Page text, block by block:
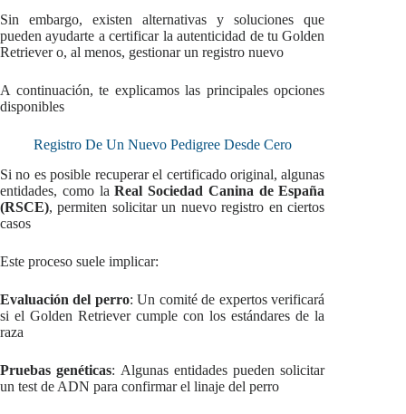
Sin embargo, existen alternativas y soluciones que
pueden ayudarte a certificar la autenticidad de tu Golden
Retriever o, al menos, gestionar un registro nuevo
A continuación, te explicamos las principales opciones
disponibles
Registro De Un Nuevo Pedigree Desde Cero
Si no es posible recuperar el certificado original, algunas
entidades, como laReal Sociedad Canina de España
(RSCE), permiten solicitar un nuevo registro en ciertos
casos
Este proceso suele implicar:
Evaluación del perro: Un comité de expertos verificará
si el Golden Retriever cumple con los estándares de la
raza
Pruebas genéticas: Algunas entidades pueden solicitar
un test de ADN para confirmar el linaje del perro